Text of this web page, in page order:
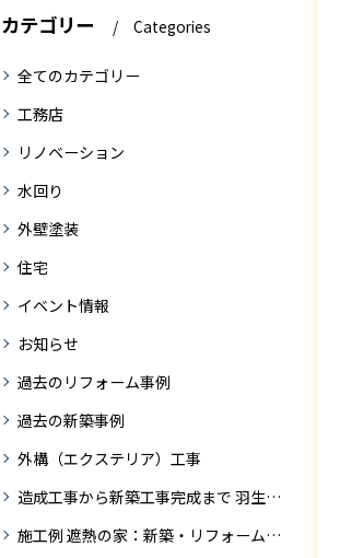
カテゴリー Categories
全てのカテゴリー
工務店
リノベーション
水回り
外壁塗装
住宅
イベント情報
お知らせ
過去のリフォーム事例
過去の新築事例
外構（エクステリア）工事
造成工事から新築工事完成まで 羽生市Ｓ様邸新築工事・
施工例 遮熱の家：新築・リフォーム ドローンにて空撮